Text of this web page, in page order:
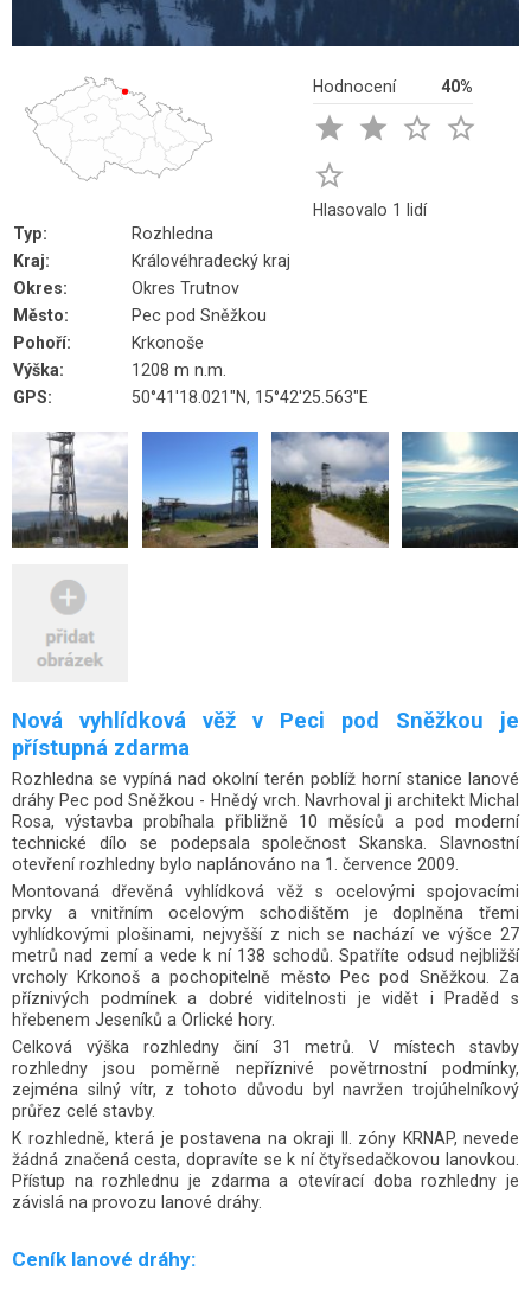
Hodnocení 40%
   

Hlasovalo 1 lidí
Typ:
Rozhledna
Kraj:
Královéhradecký kraj
Okres:
Okres Trutnov
Město:
Pec pod Sněžkou
Pohoří:
Krkonoše
Výška:
1208 m n.m.
GPS:
50°41'18.021"N, 15°42'25.563"E
Nová vyhlídková věž v Peci pod Sněžkou je
přístupná zdarma
Rozhledna se vypíná nad okolní terén poblíž horní stanice lanové
dráhy Pec pod Sněžkou - Hnědý vrch. Navrhoval ji architekt Michal
Rosa, výstavba probíhala přibližně 10 měsíců a pod moderní
technické dílo se podepsala společnost Skanska. Slavnostní
otevření rozhledny bylo naplánováno na 1. července 2009.
Montovaná dřevěná vyhlídková věž s ocelovými spojovacími
prvky a vnitřním ocelovým schodištěm je doplněna třemi
vyhlídkovými plošinami, nejvyšší z nich se nachází ve výšce 27
metrů nad zemí a vede k ní 138 schodů. Spatříte odsud nejbližší
vrcholy Krkonoš a pochopitelně město Pec pod Sněžkou. Za
příznivých podmínek a dobré viditelnosti je vidět i Praděd s
hřebenem Jeseníků a Orlické hory.
Celková výška rozhledny činí 31 metrů. V místech stavby
rozhledny jsou poměrně nepříznivé povětrnostní podmínky,
zejména silný vítr, z tohoto důvodu byl navržen trojúhelníkový
průřez celé stavby.
K rozhledně, která je postavena na okraji II. zóny KRNAP, nevede
žádná značená cesta, dopravíte se k ní čtyřsedačkovou lanovkou.
Přístup na rozhlednu je zdarma a otevírací doba rozhledny je
závislá na provozu lanové dráhy.
Ceník lanové dráhy: